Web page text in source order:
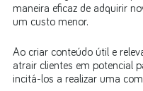
maneira eficaz de adquirir
um custo menor.
Ao criar conteúdo útil e
atrair clientes em potencial
incitá-los a realizar uma